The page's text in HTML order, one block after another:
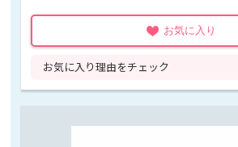
お気に入り
お気に入り理由をチェック